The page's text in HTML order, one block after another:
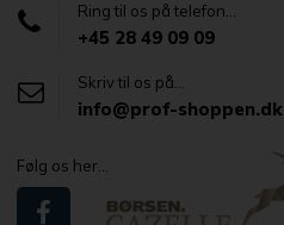
Ring til os på telefon...
+45 28 49 09 09
Skriv til os på...
info@prof-shoppen.dk
Følg os her...